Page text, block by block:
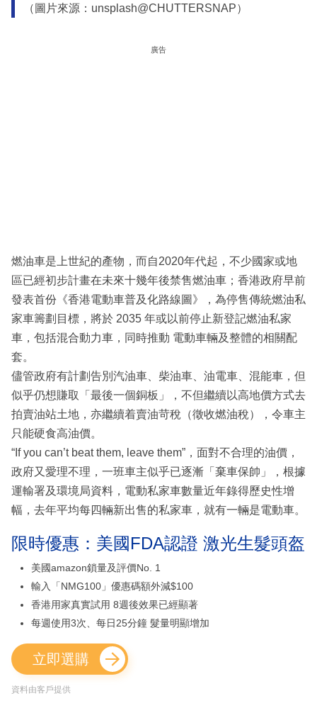
（圖片來源：unsplash@CHUTTERSNAP）
廣告
燃油車是上世紀的產物，而自2020年代起，不少國家或地
區已經初步計畫在未來十幾年後禁售燃油車；香港政府早前
發表首份《香港電動車普及化路線圖》，為停售傳統燃油私
家車籌劃目標，將於 2035 年或以前停止新登記燃油私家
車，包括混合動力車，同時推動 電動車輛及整體的相關配
套。
儘管政府有計劃告別汽油車、柴油車、油電車、混能車，但
似乎仍想賺取「最後一個銅板」，不但繼續以高地價方式去
拍賣油站土地，亦繼續着賣油苛稅（徵收燃油稅），令車主
只能硬食高油價。
“If you can’t beat them, leave them”，面對不合理的油價，
政府又愛理不理，一班車主似乎已逐漸「棄車保帥」，根據
運輸署及環境局資料，電動私家車數量近年錄得歷史性增
幅，去年平均每四輛新出售的私家車，就有一輛是電動車。
限時優惠：美國FDA認證 激光生髮頭盔
美國amazon鎖量及評價No. 1
輸入「NMG100」優惠碼額外減$100
香港用家真實試用 8週後效果已經顯著
每週使用3次、每日25分鐘 髮量明顯增加
立即選購
資料由客戶提供